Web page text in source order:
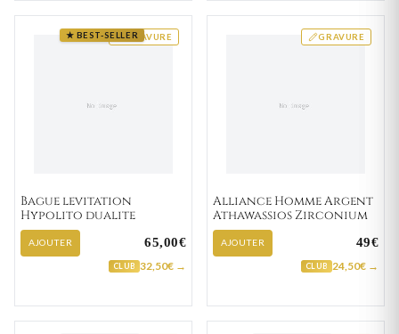
GRAVURE
★ BEST-SELLER
Bague levitation
Hypolito dualite
AJOUTER 65,00€
CLUB 32,50€ →
GRAVURE
Alliance Homme Argent
Athawassios Zirconium
AJOUTER 49€
CLUB 24,50€ →